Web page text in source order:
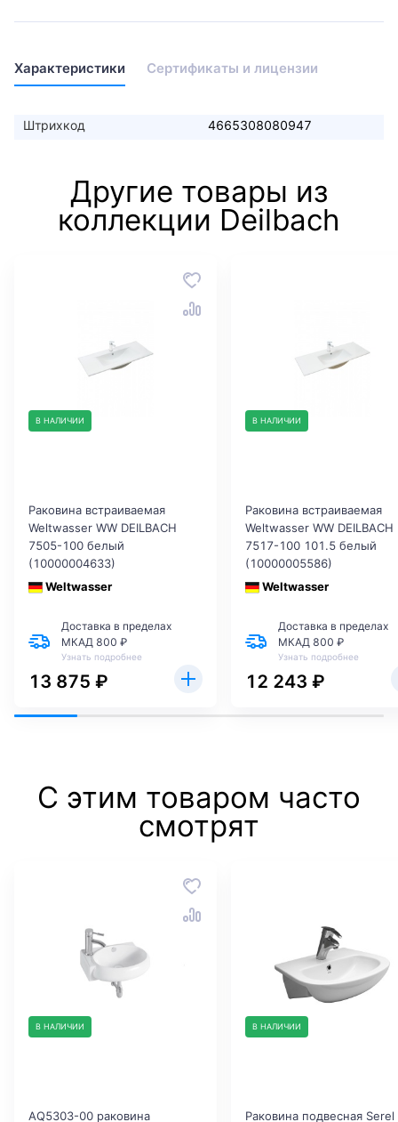
Характеристики Сертификаты и лицензии
Штрихкод 4665308080947
Другие товары из
коллекции Deilbach
В НАЛИЧИИ
Раковина встраиваемая
Weltwasser WW DEILBACH
7505-100 белый
(10000004633)
Weltwasser
Доставка в пределах
МКАД 800 ₽
Узнать подробнее
13 875 ₽
В НАЛИЧИИ
Раковина встраиваемая
Weltwasser WW DEILBACH
7517-100 101.5 белый
(10000005586)
Weltwasser
Доставка в пределах
МКАД 800 ₽
Узнать подробнее
12 243 ₽
С этим товаром часто
смотрят
В НАЛИЧИИ
AQ5303-00 раковина
В НАЛИЧИИ
Раковина подвесная Serel